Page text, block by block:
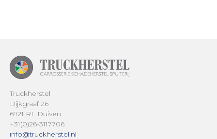
Truckherstel
Dijkgraaf 26
6921 RL Duiven
+31(0)26-3117706
info@truckherstel.nl